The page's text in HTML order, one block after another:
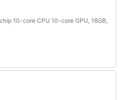
10-core CPU 10-core GPU, 16GB,